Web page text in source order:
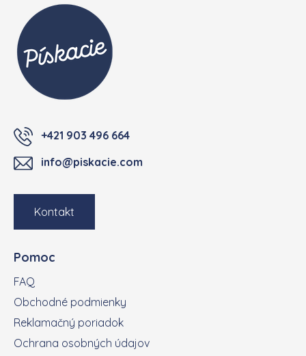
+421 903 496 664
info@piskacie.com
Kontakt
Pomoc
FAQ
Obchodné podmienky
Reklamačný poriadok
Ochrana osobných údajov